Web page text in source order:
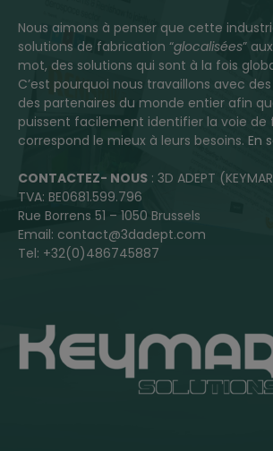
Nous aimons à penser que cette
solutions de fabrication “glocalisées”
mot, des solutions qui sont à la fois
C’est pourquoi nous travaillons avec
des partenaires du monde entier afin
puissent facilement identifier la voie de
correspond le mieux à leurs besoins. En
CONTACTEZ- NOUS : 3D ADEPT
TVA: BE0681.599.796
Rue Borrens 51 – 1050 Brussels
Email: contact@3dadept.com
Tel: +32(0)486745887